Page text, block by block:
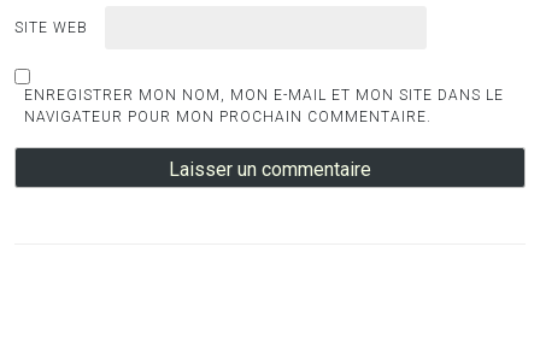
SITE WEB
ENREGISTRER MON NOM, MON E-MAIL ET MON SITE DANS LE
NAVIGATEUR POUR MON PROCHAIN COMMENTAIRE.